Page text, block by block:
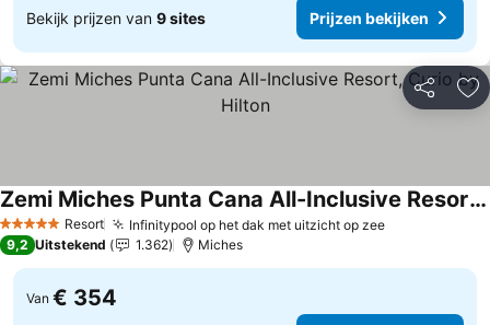
Bekijk prijzen van 9 sites Prijzen bekijken
Delen
5 Sterren Resort Infinitypool op het dak met uitzicht op zeePrijzen
Zemi Miches Punta Cana All-Inclusive Resort, Curio by Hilton
Prijzen bekijken
9,2 Uitstekend 1.362 Miches
Van € 354